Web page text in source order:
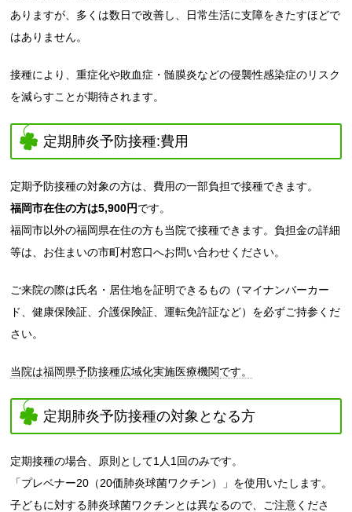
ありますが、多くは数日で改善し、日常生活に支障をきたすほどで
はありません。
接種により、重症化や敗血症・髄膜炎などの侵襲性感染症のリスク
を減らすことが期待されます。
定期肺炎予防接種:費用
定期予防接種の対象の方は、費用の一部負担で接種できます。
福岡市在住の方は5,900円です。
福岡市以外の福岡県在住の方も当院で接種できます。負担金の詳細
等は、お住まいの市町村窓口へお問い合わせください。
ご来院の際は氏名・居住地を証明できるもの（マイナンバーカー
ド、健康保険証、介護保険証、運転免許証など）を必ずご持参くだ
さい。
当院は福岡県予防接種広域化実施医療機関です。
定期肺炎予防接種の対象となる方
定期接種の場合、原則として1人1回のみです。
「プレベナー20（20価肺炎球菌ワクチン）」を使用いたします。
子どもに対する肺炎球菌ワクチンとは異なるので、ご注意くださ